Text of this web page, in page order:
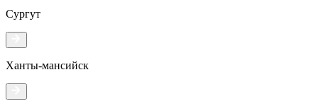
Сургут
Ханты-мансийск